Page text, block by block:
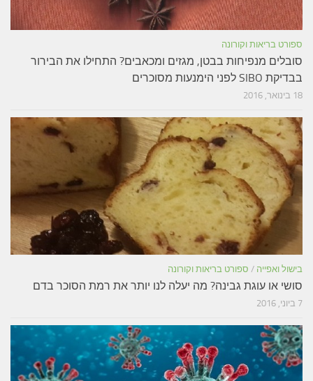
ספורט בריאות וקורונה
סובלים מנפיחות בבטן, מגזים ומכאבים? התחילו את הבירור
בבדיקת SIBO לפני הימנעות מסוכרים
18 בינואר, 2016
בישול ואפייה / ספורט בריאות וקורונה
סושי או עוגת גבינה? מה יעלה לנו יותר את רמת הסוכר בדם
7 ביוני, 2016